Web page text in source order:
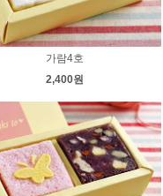
가람4호
2,400원